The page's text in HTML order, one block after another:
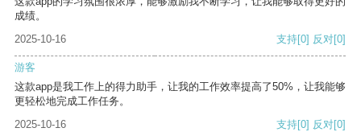
成绩。
2025-10-16
支持[0] 反对[0]
游客
这款app是我工作上的得力助手，让我的工作效率提高了50%，让我能够
更轻松地完成工作任务。
2025-10-16
支持[0] 反对[0]